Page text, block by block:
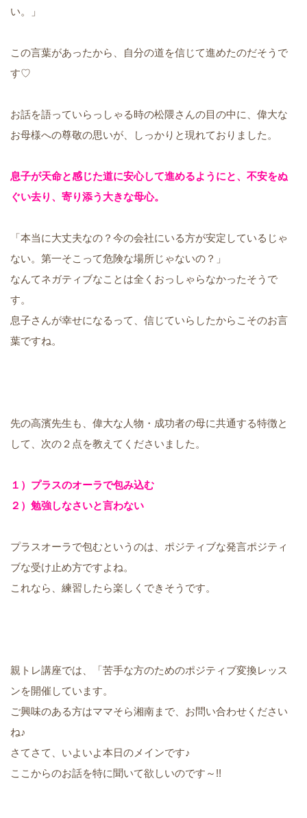
い。」
この言葉があったから、自分の道を信じて進めたのだそうで
す♡
お話を語っていらっしゃる時の松隈さんの目の中に、偉大な
お母様への尊敬の思いが、しっかりと現れておりました。
息子が天命と感じた道に安心して進めるようにと、不安をぬ
ぐい去り、寄り添う大きな母心。
「本当に大丈夫なの？今の会社にいる方が安定しているじゃ
ない。第一そこって危険な場所じゃないの？」
なんてネガティブなことは全くおっしゃらなかったそうで
す。
息子さんが幸せになるって、信じていらしたからこそのお言
葉ですね。
先の高濱先生も、偉大な人物・成功者の母に共通する特徴と
して、次の２点を教えてくださいました。
１）プラスのオーラで包み込む
２）勉強しなさいと言わない
プラスオーラで包むというのは、ポジティブな発言ポジティ
ブな受け止め方ですよね。
これなら、練習したら楽しくできそうです。
親トレ講座では、「苦手な方のためのポジティブ変換レッス
ンを開催しています。
ご興味のある方はママそら湘南まで、お問い合わせください
ね♪
さてさて、いよいよ本日のメインです♪
ここからのお話を特に聞いて欲しいのです～!!